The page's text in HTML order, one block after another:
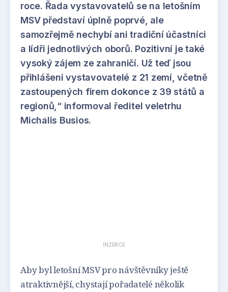
roce. Řada vystavovatelů se na letošním
MSV představí úplně poprvé, ale
samozřejmě nechybí ani tradiční účastníci
a lídři jednotlivých oborů. Pozitivní je také
vysoký zájem ze zahraničí. Už teď jsou
přihlášeni vystavovatelé z 21 zemí, včetně
zastoupených firem dokonce z 39 států a
regionů,“ informoval ředitel veletrhu
Michalis Busios.
INZERCE
Aby byl letošní MSV pro návštěvníky ještě
atraktivnější, chystají pořadatelé několik